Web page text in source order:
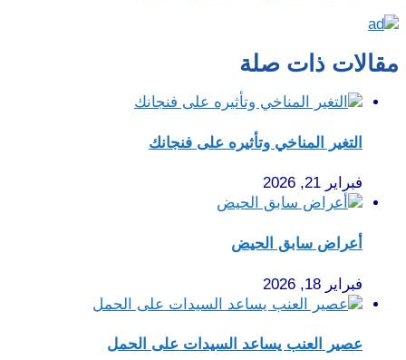
مقالات ذات صلة
التغير المناخي وتأثيره على فنجانك
فبراير 21, 2026
أعراض سابق الحيض
فبراير 18, 2026
عصير العنب يساعد السيدات على الحمل